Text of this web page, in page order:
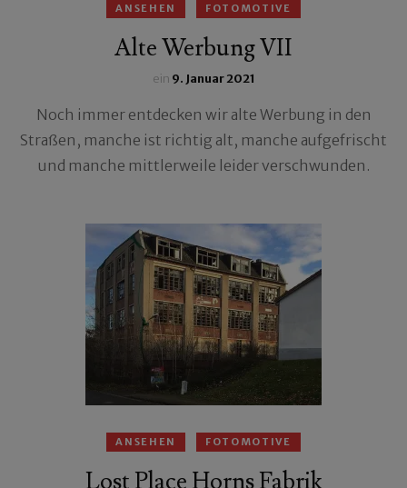
ANSEHEN FOTOMOTIVE
Alte Werbung VII
ein 9. Januar 2021
Noch immer entdecken wir alte Werbung in den
Straßen, manche ist richtig alt, manche aufgefrischt
und manche mittlerweile leider verschwunden.
ANSEHEN FOTOMOTIVE
Lost Place Horns Fabrik